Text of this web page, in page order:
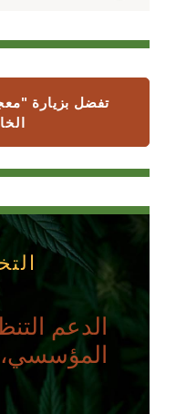
تفضل بزيارة
الدعم
المؤسسي،